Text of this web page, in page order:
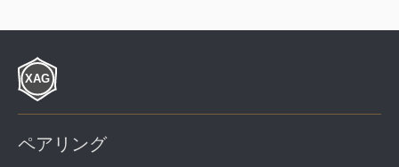
ペアリング